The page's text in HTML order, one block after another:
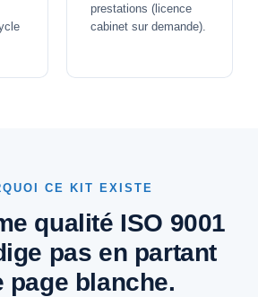
prestations (licence
cabinet sur demande).
CE KIT EXISTE
qualité ISO 9001
pas en partant
page blanche.